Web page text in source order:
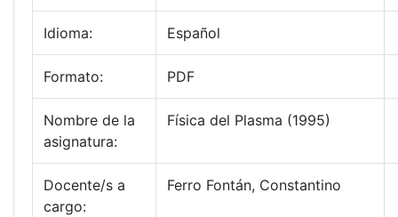
Idioma: Español
Formato: PDF
Nombre de la
asignatura:
Física del Plasma (1995)
Docente/s a
cargo:
Ferro Fontán, Constantino